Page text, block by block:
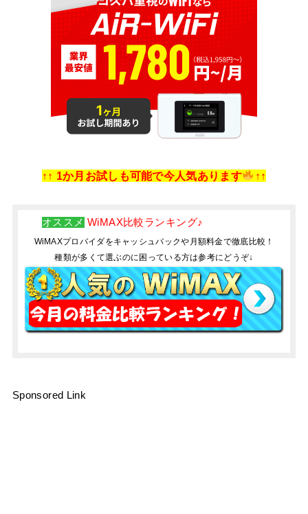
↑↑ 1か月お試しも可能で今人気あります ↑↑
オススメ WiMAX比較ランキング♪
WiMAXプロバイダをキャッシュバックや月額料金で徹底比較！
種類が多くて選ぶのに困っている方は参考にどうぞ↓
Sponsored Link